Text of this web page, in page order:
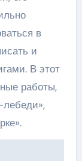
в
и
В этот
работы,
лебеди»,